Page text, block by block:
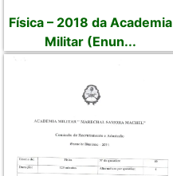
Física – 2018 da Academia
Militar (Enun...